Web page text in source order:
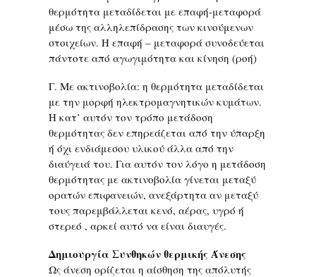
θερμότητα μεταδίδεται με επαφή-μεταφορά
μέσω της αλληλεπίδρασης των κινούμενων
στοιχείων. Η επαφή – μεταφορά συνοδεύεται
πάντοτε από αγωγιμότητα και κίνηση (ροή)
Γ. Με ακτινοβολία: η θερμότητα μεταδίδεται
με την μορφή ηλεκτρομαγνητικών κυμάτων.
Η κατ’ αυτόν τον τρόπο μετάδοση
θερμότητας δεν επηρεάζεται από την ύπαρξη
ή όχι ενδιάμεσου υλικού άλλα από την
διαύγειά του. Για αυτόν τον λόγο η μετάδοση
θερμότητας με ακτινοβολία γίνεται μεταξύ
ορατών επιφανειών, ανεξάρτητα αν μεταξύ
τους παρεμβάλλεται κενό, αέρας, υγρό ή
στερεό , αρκεί αυτό να είναι διαυγές.
Δημιουργία Συνθηκών θερμικής Άνεσης
Ως άνεση ορίζεται η αίσθηση της απόλυτής